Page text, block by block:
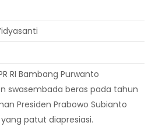
RI Bambang Purwanto
swasembada beras pada tahun
Presiden Prabowo Subianto
patut diapresiasi.